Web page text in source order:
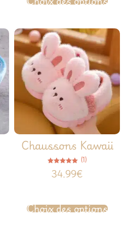
Chaussons Kawaii
Note
5.00
sur 5
(1)
34.99€
Choix des options